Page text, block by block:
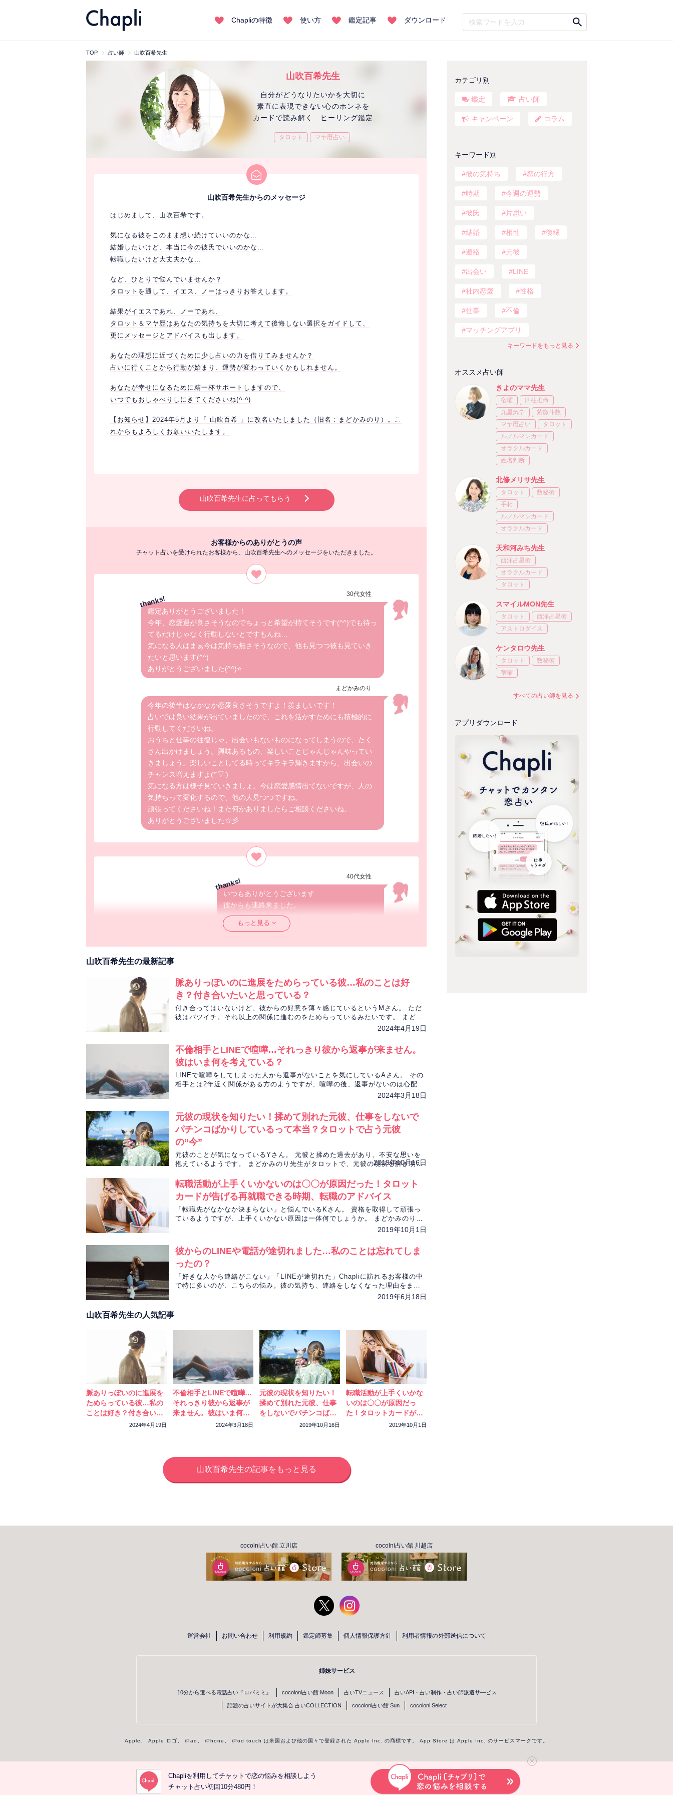
Chapliの特徴 使い方 鑑定記事 ダウンロード
Chapliを利用してチャットで恋の悩みを相談しよう
チャット占い初回10分480円！
TOP 占い師 山吹百希先生
山吹百希先生
自分がどうなりたいかを大切に
素直に表現できない心のホンネを
カードで読み解く ヒーリング鑑定
タロット マヤ暦占い
山吹百希先生からのメッセージ
はじめまして、山吹百希です。
気になる彼をこのまま想い続けていいのかな…
結婚したいけど、本当に今の彼氏でいいのかな…
転職したいけど大丈夫かな…
など、ひとりで悩んでいませんか？
タロットを通して、イエス、ノーはっきりお答えします。
結果がイエスであれ、ノーであれ、
タロット＆マヤ歴はあなたの気持ちを大切に考えて後悔しない選択をガイドして、
更にメッセージとアドバイスも出します。
あなたの理想に近づくために少し占いの力を借りてみませんか？
占いに行くことから行動が始まり、運勢が変わっていくかもしれません。
あなたが幸せになるために精一杯サポートしますので、
いつでもおしゃべりしにきてくださいね(^-^)
【お知らせ】2024年5月より「 山吹百希 」に改名いたしました（旧名：まどかみのり）。こ
れからもよろしくお願いいたします。
山吹百希先生に占ってもらう
お客様からのありがとうの声
チャット占いを受けられたお客様から、山吹百希先生へのメッセージをいただきました。
30代女性
鑑定ありがとうございました！
今年、恋愛運が良さそうなのでちょっと希望が持てそうです(^^)でも待っ
てるだけじゃなく行動しないとですもんね…
気になる人はまぁ今は気持ち無さそうなので、他も見つつ彼も見ていき
たいと思います(^^)
ありがとうございました(^^)⭐
まどかみのり
今年の後半はなかなか恋愛良さそうですよ！羨ましいです！
占いでは良い結果が出ていましたので、これを活かすためにも積極的に
行動してくださいね。
おうちと仕事の往復じゃ、出会いもないものになってしまうので、たく
さん出かけましょう。興味あるもの、楽しいことじゃんじゃんやってい
きましょう。楽しいことしてる時ってキラキラ輝きますから、出会いの
チャンス増えますよ(*’▽’)
気になる方は様子見ていきましょ。今は恋愛感情出てないですが、人の
気持ちって変化するので、他の人見つつですね。
頑張ってくださいね！また何かありましたらご相談くださいね。
ありがとうございました☆彡
40代女性
いつもありがとうございます
彼からも連絡来ました。
先生の的確なわかりやすい説明にいつも感謝です
彼から連絡きましたか。連絡くるのか、来ないのか、待つだけってなか
なか辛いですよね。
チャレンジしていく自分を褒めてあげて、ここぞ！という時には実
力発揮できるようにしていきましょう。
恋愛もお仕事も自分の幸せのために頑張ってくださいね。
また何かあればご相談くださいね。お待ちしております(*^-^*)
先生今日はありがとうございました。
割と私によい結果ばかりで、先生は私の味方なのかなって思ってしまい
ました♡
アドバイス、心当たりがあるものばかりでした。
向こうからのカードも、予想外でびっくりでしたが嬉しかったです
周りの環境は、職業上どうしようもないので
実行されないかもしれないけど、もしあと3回ごはんに行けたら、そ
の時に明るい感じでどう思ってるか
聞いてみます😊
ありがとうございました
まどかみのり
私はご相談者様の味方ですよ(*^-^*)
をとりまく環境や過去のこと、今後の流れやアドバイスなどを総合的に
生活していくうえで、仕事は大事ですし、そこはどうしようもないこと
もでてくると思います。
このどうしようもないことを、いかに自分の中で工夫し消化していくの
か、これが試されていたりもします。
今何を選択するのがベストなのか、考えたり、感じたりしてみてくださ
いね。
また何かあればご相談くださいね。ありがとうございました☆彡
もっと見る
山吹百希先生の最新記事
脈ありっぽいのに進展をためらっている彼…私のことは好
き？付き合いたいと思っている？
付き合ってはいないけど、彼からの好意を薄々感じているというMさん。 ただ
彼はバツイチ。それ以上の関係に進むのをためらっているみたいです。 まどか
2024年4月19日
不倫相手とLINEで喧嘩…それっきり彼から返事が来ません。
彼はいま何を考えている？
LINEで喧嘩をしてしまった人から返事がないことを気にしているAさん。 その
相手とは2年近く関係がある方のようですが、喧嘩の後、返事がないのは心配で
2024年3月18日
元彼の現状を知りたい！揉めて別れた元彼、仕事をしないで
パチンコばかりしているって本当？タロットで占う元彼
の”今”
元彼のことが気になっているYさん。 元彼と揉めた過去があり、不安な思いを
抱えているようです。 まどかみのり先生がタロットで、元彼の現状を解き明か
2019年10月16日
転職活動が上手くいかないのは〇〇が原因だった！タロット
カードが告げる再就職できる時期、転職のアドバイス
「転職先がなかなか決まらない」と悩んでいるKさん。 資格を取得して頑張っ
ているようですが、上手くいかない原因は一体何でしょうか。 まどかみのり先
2019年10月1日
彼からのLINEや電話が途切れました…私のことは忘れてしま
ったの？
「好きな人から連絡がこない」「LINEが途切れた」Chapliに訪れるお客様の中
で特に多いのが、こちらの悩み。彼の気持ち、連絡をしなくなった理由をまど
2019年6月18日
山吹百希先生の人気記事
脈ありっぽいのに進展を
ためらっている彼…私の
ことは好き？付き合いた
いと思っている？2024年4月19日
不倫相手とLINEで喧嘩…
それっきり彼から返事が
来ません。彼はいま何を
2024年3月18日
元彼の現状を知りたい！
揉めて別れた元彼、仕事
をしないでパチンコばか
りしているって本当？タ
2019年10月16日
転職活動が上手くいかな
いのは〇〇が原因だっ
た！タロットカードが告
げる再就職できる時期、
2019年10月1日
山吹百希先生の記事をもっと見る
カテゴリ別
鑑定 占い師
キャンペーン コラム
キーワード別
彼の気持ち 恋の行方
時期 今週の運勢
彼氏 片思い
結婚 相性 復縁
連絡 元彼
出会い LINE
社内恋愛 性格
仕事 不倫
マッチングアプリ
キーワードをもっと見る
オススメ占い師
きよのママ先生
宿曜
四柱推命
九星気学
紫微斗数
マヤ暦占い
タロット
ルノルマンカード
オラクルカード
姓名判断
北條メリサ先生
タロット
数秘術
手相
ルノルマンカード
オラクルカード
天和河みち先生
西洋占星術
オラクルカード
タロット
スマイルMON先生
タロット
西洋占星術
アストロダイス
ケンタロウ先生
タロット
数秘術
宿曜
すべての占い師を見る
アプリダウンロード
cocolni占い館 立川店 cocolni占い館 川越店
運営会社 お問い合わせ 利用規約 鑑定師募集 個人情報保護方針 利用者情報の外部送信について
姉妹サービス
10分から選べる電話占い『ロバミミ』 cocoloni占い館 Moon 占いTVニュース 占いAPI・占い制作・占い師派遣サ―ビス
話題の占いサイトが大集合 占いCOLLECTION cocoloni占い館 Sun cocoloni Select
Apple、 Apple ロゴ、 iPad、 iPhone、 iPod touch は米国および他の国々で登録された Apple Inc. の商標です。 App Store は Apple Inc. のサービスマークです。